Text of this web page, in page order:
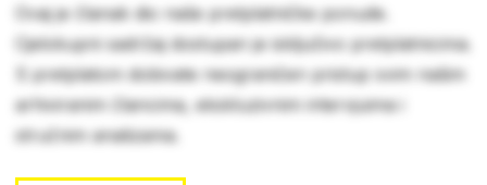
Ovaj je članak dio naše pretplatničke ponude.
Cjelokupni sadržaj dostupan je isključivo pretplatnicima.
S pretplatom dobivate neograničen pristup svim našim
arhiviranim člancima, ekskluzivnim intervjuima i
stručnim analizama.